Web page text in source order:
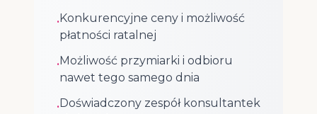
•Konkurencyjne ceny i możliwość
płatności ratalnej
•Możliwość przymiarki i odbioru
nawet tego samego dnia
•Doświadczony zespół konsultantek